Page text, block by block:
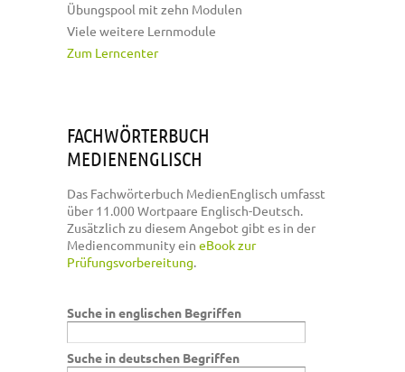
Übungspool mit zehn Modulen
Viele weitere Lernmodule
Zum Lerncenter
FACHWÖRTERBUCH
MEDIENENGLISCH
Das Fachwörterbuch MedienEnglisch umfasst
über 11.000 Wortpaare Englisch-Deutsch.
Zusätzlich zu diesem Angebot gibt es in der
Mediencommunity ein eBook zur
Prüfungsvorbereitung.
Suche in englischen Begriffen
Suche in deutschen Begriffen